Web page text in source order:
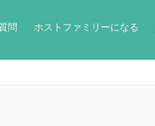
問 ホストファミリーになる